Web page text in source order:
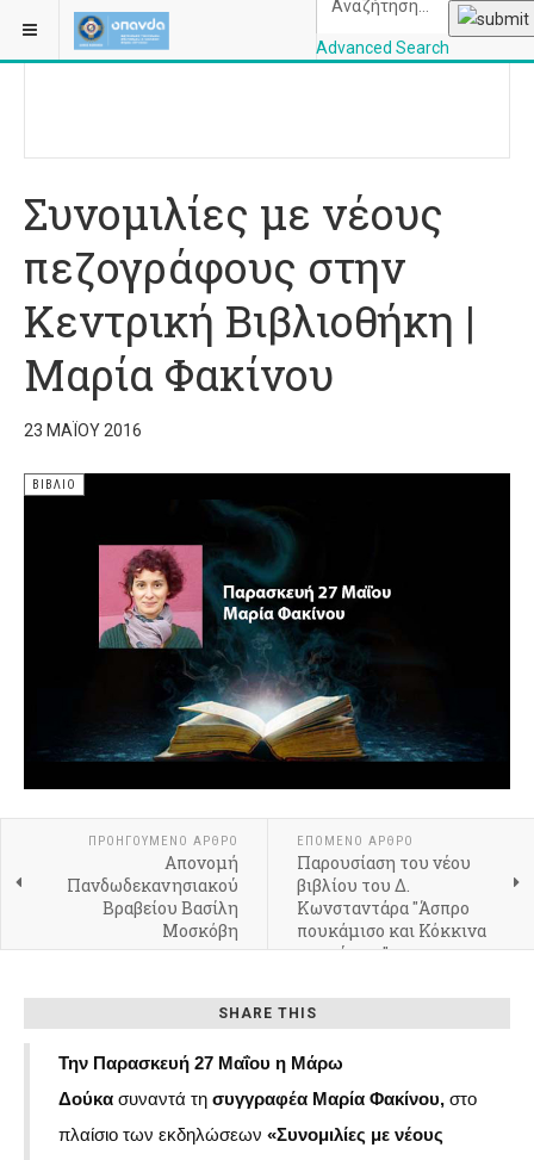
Advanced Search
ΒΡΊΣΚΕΣΤΕ ΕΔΏ: ΑΡΧΙΚΉ
Συνομιλίες με νέους
πεζογράφους στην
Κεντρική Βιβλιοθήκη |
Μαρία Φακίνου
23 ΜΑΪ́ΟΥ 2016
ΒΙΒΛΊΟ
ΠΡΟΗΓΟΎΜΕΝΟ ΆΡΘΡΟ
Απονομή
Πανδωδεκανησιακού
Βραβείου Βασίλη
Μοσκόβη
ΕΠΌΜΕΝΟ ΆΡΘΡΟ
Παρουσίαση του νέου
βιβλίου του Δ.
Κωνσταντάρα "Άσπρο
πουκάμισο και Κόκκινα
παπούτσια"
SHARE THIS
Την Παρασκευή 27 Μαΐου η Μάρω
Δούκα συναντά τη συγγραφέα Μαρία Φακίνου, στο
πλαίσιο των εκδηλώσεων «Συνομιλίες με νέους